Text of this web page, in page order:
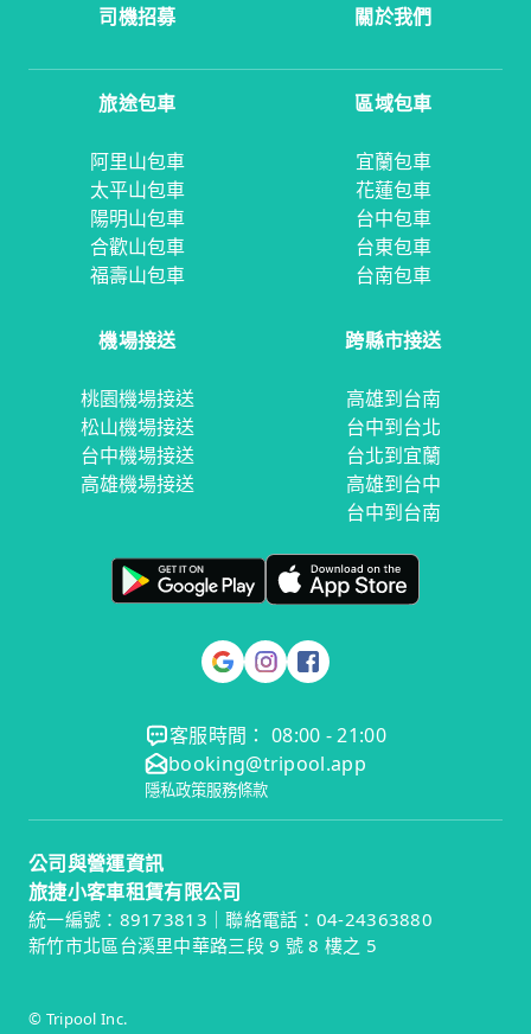
司機招募
關於我們
旅途包車
阿里山包車
太平山包車
陽明山包車
合歡山包車
福壽山包車
區域包車
宜蘭包車
花蓮包車
台中包車
台東包車
台南包車
機場接送
桃園機場接送
松山機場接送
台中機場接送
高雄機場接送
跨縣市接送
高雄到台南
台中到台北
台北到宜蘭
高雄到台中
台中到台南
客服時間： 08:00 - 21:00
booking@tripool.app
隱私政策服務條款
公司與營運資訊
旅捷小客車租賃有限公司
統一編號：89173813｜聯絡電話：04-24363880
新竹市北區台溪里中華路三段 9 號 8 樓之 5
© Tripool Inc.